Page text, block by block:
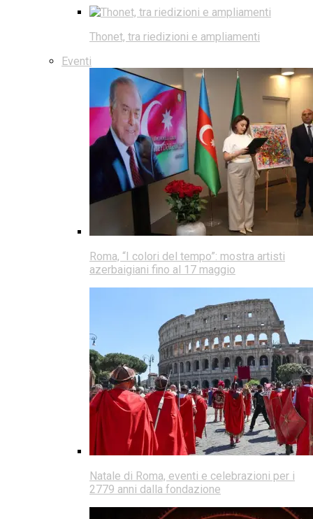
Thonet, tra riedizioni e ampliamenti
Eventi
Roma, “I colori del tempo”: mostra artisti
azerbaigiani fino al 17 maggio
Natale di Roma, eventi e celebrazioni per i
2779 anni dalla fondazione